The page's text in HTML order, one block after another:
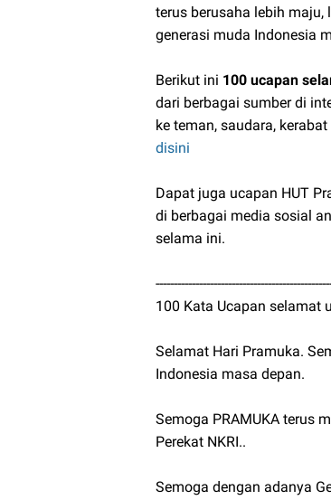
terus berusaha lebih
generasi muda Indonesia
Berikut ini 100 ucapan
dari berbagai sumber di
ke teman, saudara,
disini
Dapat juga ucapan HUT
di berbagai media sosial
selama ini.
100 Kata Ucapan selamat
Selamat Hari Pramuka.
Indonesia masa depan.
Semoga PRAMUKA terus
Perekat NKRI..
Semoga dengan adanya